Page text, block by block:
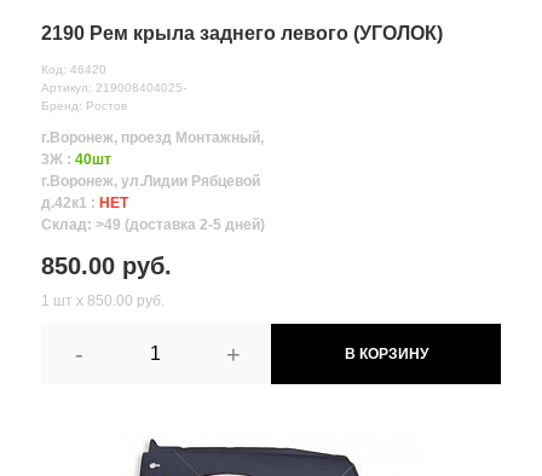
2190 Рем крыла заднего левого (УГОЛОК)
Код: 46420
Артикул: 219008404025-
Бренд: Ростов
г.Воронеж, проезд Монтажный,
3Ж : 40шт
г.Воронеж, ул.Лидии Рябцевой
д.42к1 : НЕТ
Склад: >49 (доставка 2-5 дней)
850.00 руб.
1 шт х 850.00 руб.
- + В КОРЗИНУ